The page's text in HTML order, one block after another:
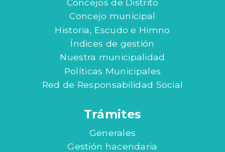
Concejos de Distrito
Concejo municipal
Historia, Escudo e Himno
Índices de gestión
Nuestra municipalidad
Políticas Municipales
Red de Responsabilidad Social
Trámites
Generales
Gestión hacendaria